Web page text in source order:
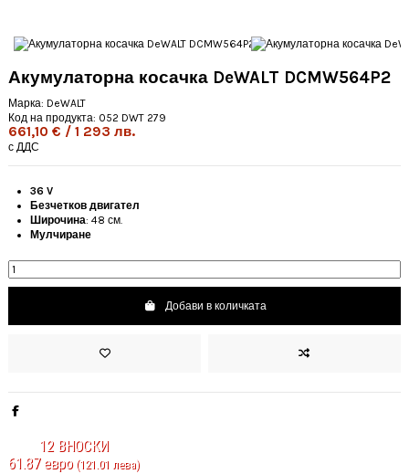
Акумулаторна косачка DeWALT DCMW564P2
Марка: DeWALT
Код на продукта: 052 DWT 279
661,10 € / 1 293 лв.
с ДДС
36 V
Безчетков двигател
Широчина: 48 см.
Мулчиране
Добави в количката
12 ВНОСКИ
61.87 евро(121.01 лева)